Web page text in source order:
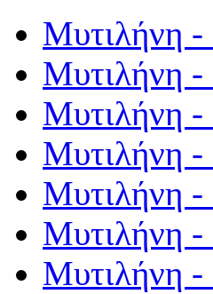
Μυτιλήνη
Μυτιλήνη -
Μυτιλήνη
Μυτιλήνη
Μυτιλήνη
Μυτιλήνη
Μυτιλήνη -